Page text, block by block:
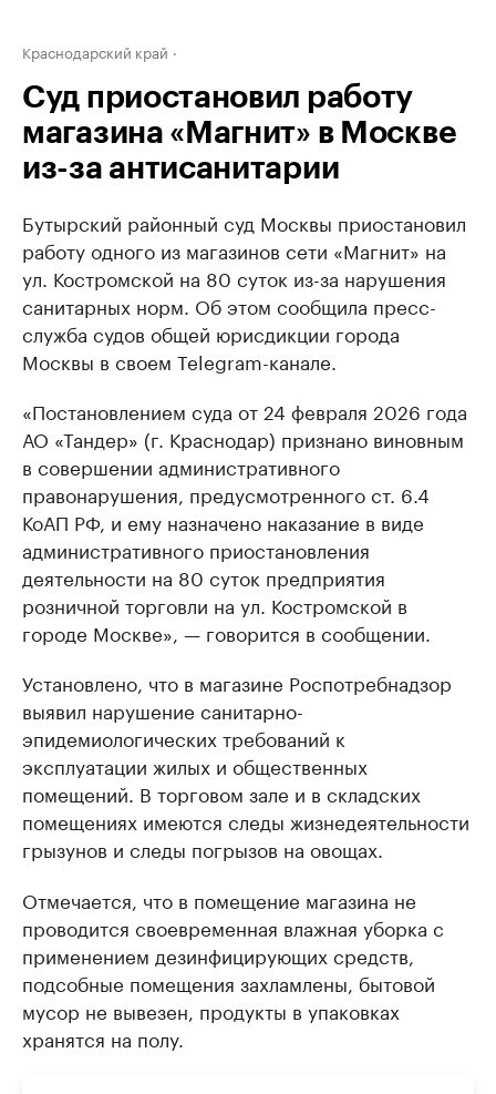
Краснодарский край
Суд приостановил работу
магазина «Магнит» в Москве
из-за антисанитарии
Бутырский районный суд Москвы приостановил
работу одного из магазинов сети «Магнит» на
ул. Костромской на 80 суток из-за нарушения
санитарных норм. Об этом сообщила пресс-
служба судов общей юрисдикции города
Москвы в своем Telegram-канале.
«Постановлением суда от 24 февраля 2026 года
АО «Тандер» (г. Краснодар) признано виновным
в совершении административного
правонарушения, предусмотренного ст. 6.4
КоАП РФ, и ему назначено наказание в виде
административного приостановления
деятельности на 80 суток предприятия
розничной торговли на ул. Костромской в
городе Москве», — говорится в сообщении.
Установлено, что в магазине Роспотребнадзор
выявил нарушение санитарно-
эпидемиологических требований к
эксплуатации жилых и общественных
помещений. В торговом зале и в складских
помещениях имеются следы жизнедеятельности
грызунов и следы погрызов на овощах.
Отмечается, что в помещение магазина не
проводится своевременная влажная уборка с
применением дезинфицирующих средств,
подсобные помещения захламлены, бытовой
мусор не вывезен, продукты в упаковках
хранятся на полу.